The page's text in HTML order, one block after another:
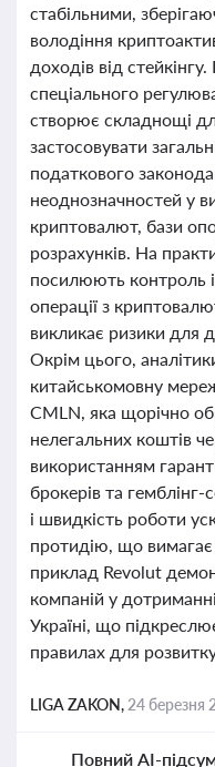
стабільними,
володіння
доходів від
спеціального
створює складнощі
застосовувати
податкового
неоднозначностей у
криптовалют, бази
розрахунків. На
посилюють контроль і
операції з
викликає ризики для
Окрім цього,
китайськомовну
CMLN, яка щорічно
нелегальних коштів
використанням
брокерів та гемблінг-
і швидкість роботи
протидію, що вимагає
приклад Revolut
компаній у
Україні, що
правилах для
LIGA ZAKON, 24 березня
Повний AI-